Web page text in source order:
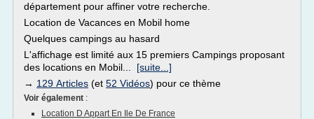
département pour affiner votre recherche.
Location de Vacances en Mobil home
Quelques campings au hasard
L'affichage est limité aux 15 premiers Campings proposant
des locations en Mobil... [suite...]
→ 129 Articles (et 52 Vidéos) pour ce thème
Voir également :
Location D Appart En Ile De France